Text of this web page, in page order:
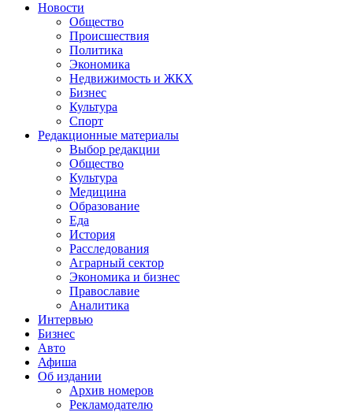
Новости
Общество
Происшествия
Политика
Экономика
Недвижимость и ЖКХ
Бизнес
Культура
Спорт
Редакционные материалы
Выбор редакции
Общество
Культура
Медицина
Образование
Еда
История
Расследования
Аграрный сектор
Экономика и бизнес
Православие
Аналитика
Интервью
Бизнес
Авто
Афиша
Об издании
Архив номеров
Рекламодателю